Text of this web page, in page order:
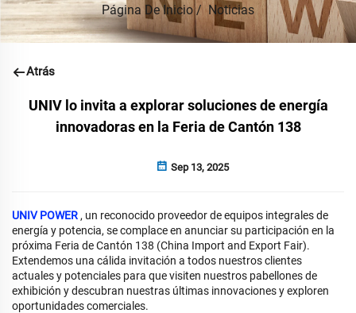
Página De Inicio/ Noticias
Atrás
UNIV lo invita a explorar soluciones de energía
innovadoras en la Feria de Cantón 138
Sep 13, 2025
UNIV POWER , un reconocido proveedor de equipos integrales de
energía y potencia, se complace en anunciar su participación en la
próxima Feria de Cantón 138 (China Import and Export Fair).
Extendemos una cálida invitación a todos nuestros clientes
actuales y potenciales para que visiten nuestros pabellones de
exhibición y descubran nuestras últimas innovaciones y exploren
oportunidades comerciales.